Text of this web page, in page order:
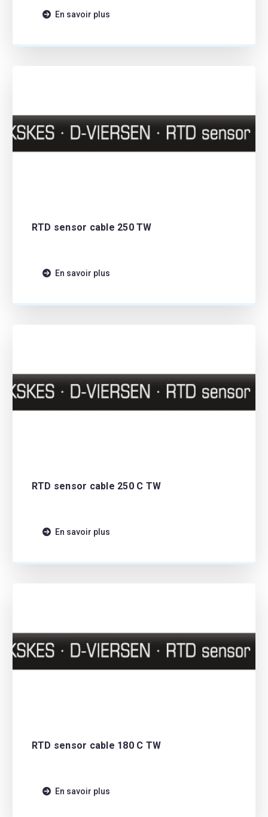
En savoir plus
RTD sensor cable 250 TW
En savoir plus
RTD sensor cable 250 C TW
En savoir plus
RTD sensor cable 180 C TW
En savoir plus